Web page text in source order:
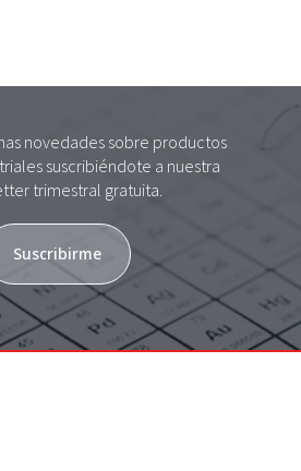
novedades sobre productos
suscribiéndote a nuestra
trimestral gratuita.
Suscribirme